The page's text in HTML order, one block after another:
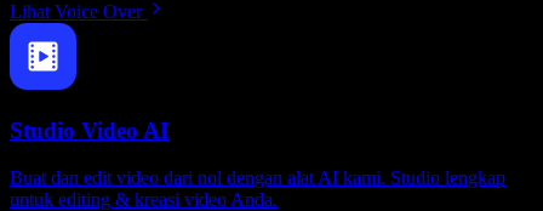
Lihat Voice Over
Studio Video AI
Buat dan edit video dari nol dengan alat AI kami. Studio lengkap
untuk editing & kreasi video Anda.